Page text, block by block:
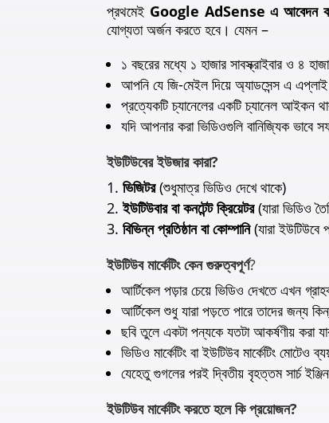
প্রথমেই Google AdSense এ আবেদন
যোগ্যতা অর্জন করতে হবে। যেমন –
১ বছরের মধ্যে ১ হাজার সাবস্ক্রাইবার ও ৪
আপনি যে জি-মেইল দিয়ে অ্যাডসেন্স এ
প্রত্যেকটি চ্যানেলের একটি চ্যানেল আইকন
যদি আপনার করা ভিডিওগুলি বানিজ্যিক
ইউটিউবের ইউজার কারা?
ভিজিটর(শুধুমাত্র ভিডিও দেখে থাকে)
ইউটিউবার বা কনটেন্ট ক্রিয়েটর(যারা ভিডিও
বিভিন্ন প্রতিষ্ঠান বা কোম্পানি(যারা
ইউটিউব মার্কেটিং কেন গুরুত্বপূর্ণ?
আর্টিকেল পড়ার চেয়ে ভিডিও দেখতে এখন
আর্টিকেল শুধু যারা পড়তে পারে তাদের জন্য
ছবি তুলে একটা পন্যকে যতটা আকর্ষণীয় করা
ভিডিও মার্কেটিং বা ইউটিউব মার্কেটিং
যেহেতু গুগলের পরই দ্বিতীয় বৃহত্তম সার্চ
ইউটিউব মার্কেটিং করতে হলে কি প্রয়োজন?